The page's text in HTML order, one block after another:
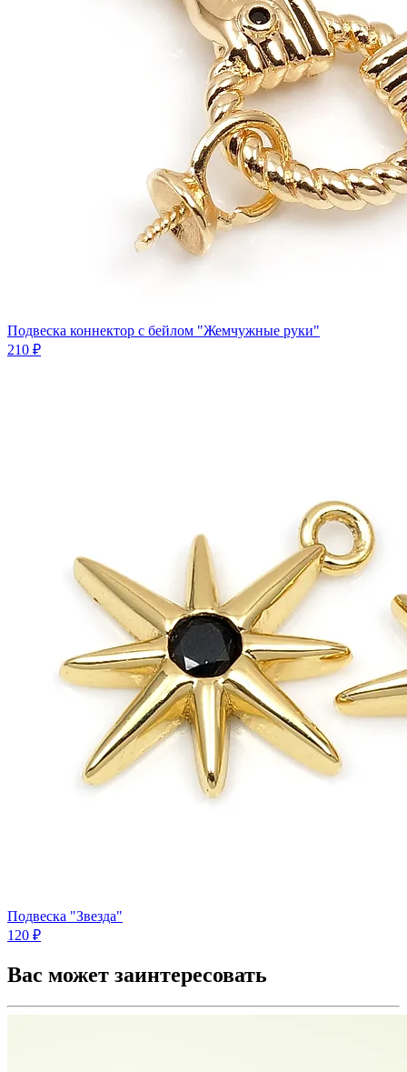
Подвеска коннектор c бейлом "Жемчужные руки"
210 ₽
Подвеска "Звезда"
120 ₽
Вас может заинтересовать